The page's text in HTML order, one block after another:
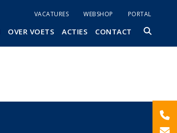
VACATURES WEBSHOP PORTAL
OVER VOETS ACTIES CONTACT